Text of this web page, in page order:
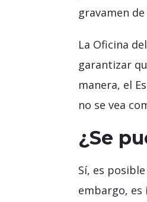
gravamen
La Oficina
garantizar
manera, el
no se vea
¿Se
Sí, es
embargo, es